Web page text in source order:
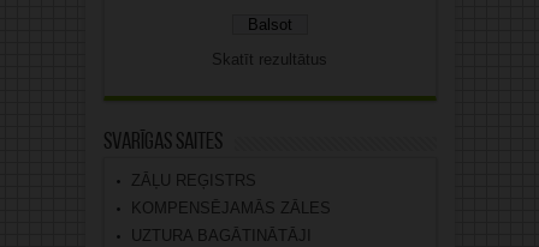
Skatīt rezultātus
Svarīgas saites
ZĀĻU REĢISTRS
KOMPENSĒJAMĀS ZĀLES
UZTURA BAGĀTINĀTĀJI